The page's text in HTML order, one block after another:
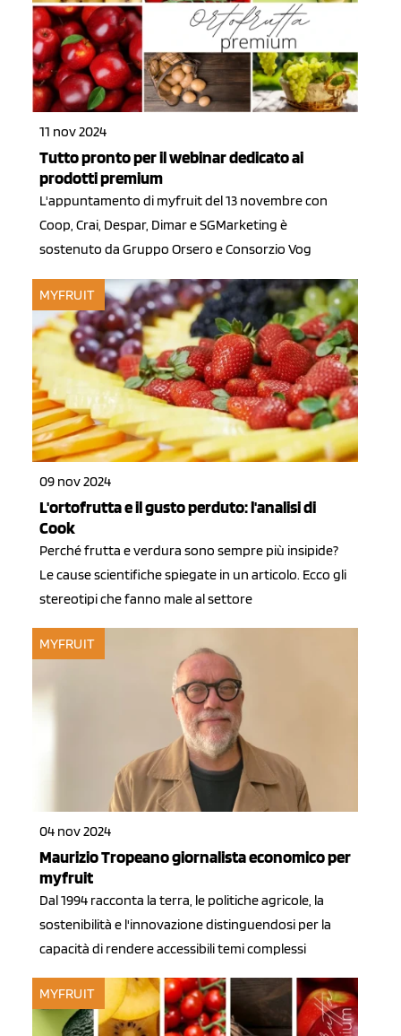
11 nov 2024
Tutto pronto per il webinar dedicato ai
prodotti premium
L'appuntamento di myfruit del 13 novembre con
Coop, Crai, Despar, Dimar e SGMarketing è
sostenuto da Gruppo Orsero e Consorzio Vog
MYFRUIT
09 nov 2024
L'ortofrutta e il gusto perduto: l'analisi di
Cook
Perché frutta e verdura sono sempre più insipide?
Le cause scientifiche spiegate in un articolo. Ecco gli
stereotipi che fanno male al settore
MYFRUIT
04 nov 2024
Maurizio Tropeano giornalista economico per
myfruit
Dal 1994 racconta la terra, le politiche agricole, la
sostenibilità e l'innovazione distinguendosi per la
capacità di rendere accessibili temi complessi
MYFRUIT